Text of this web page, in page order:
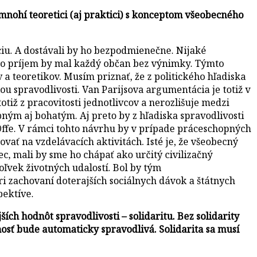
teoretici (aj praktici) s konceptom všeobecného
A dostávali by ho bezpodmienečne. Nijaké
príjem by mal každý občan bez výnimky. Týmto
teoretikov. Musím priznať, že z politického hľadiska
spravodlivosti. Van Parijsova argumentácia je totiž v
z pracovitosti jednotlivcov a nerozlišuje medzi
aj bohatým. Aj preto by z hľadiska spravodlivosti
V rámci tohto návrhu by v prípade práceschopných
na vzdelávacích aktivitách. Isté je, že všeobecný
mali by sme ho chápať ako určitý civilizačný
životných udalostí. Bol by tým
zachovaní doterajších sociálnych dávok a štátnych
hodnôt spravodlivosti – solidaritu. Bez solidarity
bude automaticky spravodlivá. Solidarita sa musí